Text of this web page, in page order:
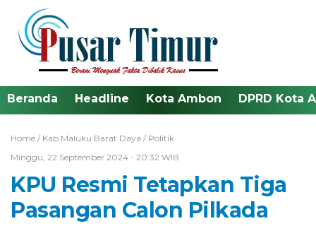
Beranda Headline Kota Ambon DPRD Kota
Home / Kab.Maluku Barat Daya / Politik
Minggu, 22 September 2024 - 20:32 WIB
KPU Resmi Tetapkan Tiga
Pasangan Calon Pilkada